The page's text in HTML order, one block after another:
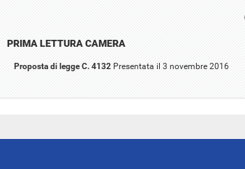
PRIMA LETTURA CAMERA
Proposta di legge C. 4132 Presentata il 3 novembre 2016